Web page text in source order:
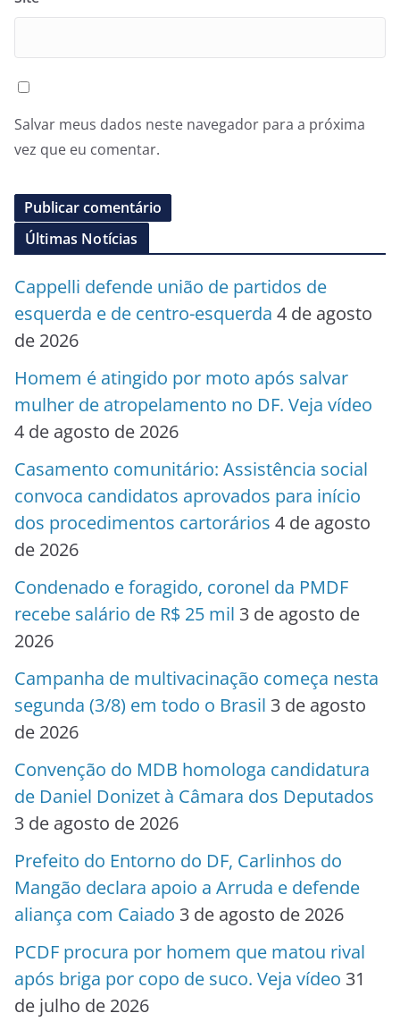
Salvar meus dados neste navegador para a próxima
vez que eu comentar.
Últimas Notícias
Cappelli defende união de partidos de
esquerda e de centro-esquerda 4 de agosto
de 2026
Homem é atingido por moto após salvar
mulher de atropelamento no DF. Veja vídeo
4 de agosto de 2026
Casamento comunitário: Assistência social
convoca candidatos aprovados para início
dos procedimentos cartorários 4 de agosto
de 2026
Condenado e foragido, coronel da PMDF
recebe salário de R$ 25 mil 3 de agosto de
2026
Campanha de multivacinação começa nesta
segunda (3/8) em todo o Brasil 3 de agosto
de 2026
Convenção do MDB homologa candidatura
de Daniel Donizet à Câmara dos Deputados
3 de agosto de 2026
Prefeito do Entorno do DF, Carlinhos do
Mangão declara apoio a Arruda e defende
aliança com Caiado 3 de agosto de 2026
PCDF procura por homem que matou rival
após briga por copo de suco. Veja vídeo 31
de julho de 2026